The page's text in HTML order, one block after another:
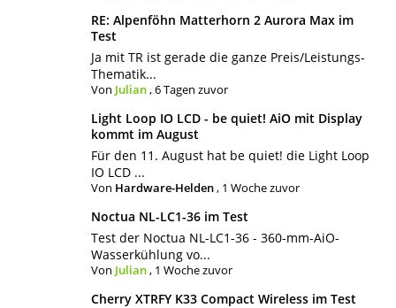
RE: Alpenföhn Matterhorn 2 Aurora Max im
Test
Ja mit TR ist gerade die ganze Preis/Leistungs-
Thematik...
Von Julian,6 Tagen zuvor
Light Loop IO LCD - be quiet! AiO mit Display
kommt im August
Für den 11. August hat be quiet! die Light Loop
IO LCD ...
Von Hardware-Helden, 1 Woche zuvor
Noctua NL-LC1-36 im Test
Test der Noctua NL-LC1-36 - 360-mm-AiO-
Wasserkühlung vo...
Von Julian, 1 Woche zuvor
Cherry XTRFY K33 Compact Wireless im Test